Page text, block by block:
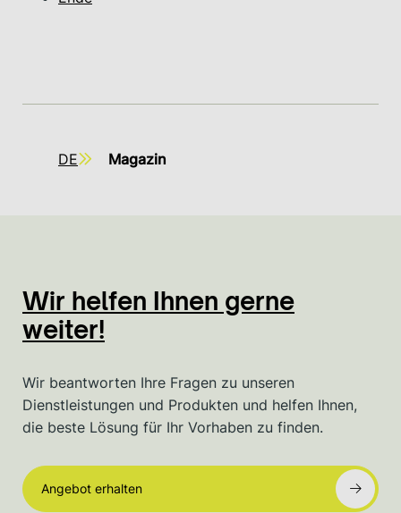
DE Magazin
Wir helfen Ihnen gerne
weiter!
Wir beantworten Ihre Fragen zu unseren
Dienstleistungen und Produkten und helfen Ihnen,
die beste Lösung für Ihr Vorhaben zu finden.
Angebot erhalten